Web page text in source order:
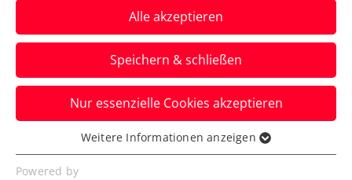
eine Milliarde in
Österreichs Sportstätten
zu investieren
Im österreichischen Sport herrscht
dringender Handlungsbedarf. Auch und
besonders im Tennis.
Alle akzeptieren
Speichern & schließen
Nur essenzielle Cookies akzeptieren
Essenziell
Essenzielle Cookies werden für grundlegende
Weitere Informationen anzeigen
Powered by